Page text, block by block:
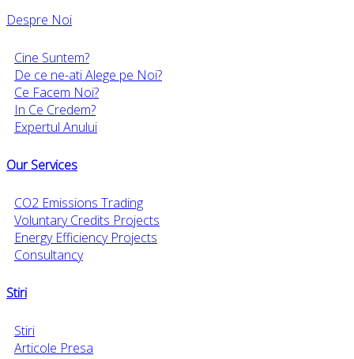
Despre Noi
Cine Suntem?
De ce ne-ati Alege pe Noi?
Ce Facem Noi?
In Ce Credem?
Expertul Anului
Our Services
CO2 Emissions Trading
Voluntary Credits Projects
Energy Efficiency Projects
Consultancy
Stiri
Stiri
Articole Presa